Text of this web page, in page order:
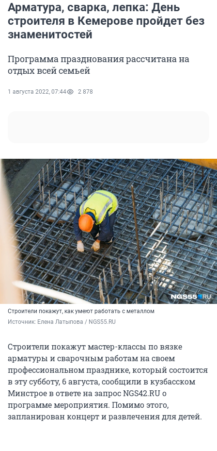
Арматура, сварка, лепка: День
строителя в Кемерове пройдет без
знаменитостей
Программа празднования рассчитана на
отдых всей семьей
1 августа 2022, 07:44 2 878
Строители покажут, как умеют работать с металлом
Источник: Елена Латыпова / NGS55.RU
Строители покажут мастер-классы по вязке
арматуры и сварочным работам на своем
профессиональном празднике, который состоится
в эту субботу, 6 августа, сообщили в кузбасском
Минстрое в ответе на запрос NGS42.RU о
программе мероприятия. Помимо этого,
запланирован концерт и развлечения для детей.